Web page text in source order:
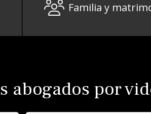
Familia y
abogados por